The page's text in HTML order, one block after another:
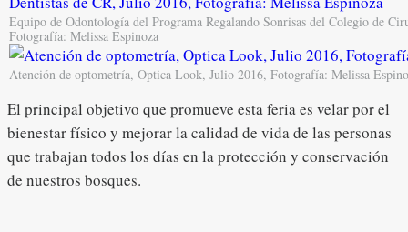
Equipo de Odontología del Programa Regalando Sonrisas del Colegio de
Fotografía: Melissa Espinoza
Atención de optometría, Optica Look, Julio 2016, Fotografía: Melissa
El principal objetivo que promueve esta feria es velar por el
bienestar físico y mejorar la calidad de vida de las personas
que trabajan todos los días en la protección y conservación
de nuestros bosques.